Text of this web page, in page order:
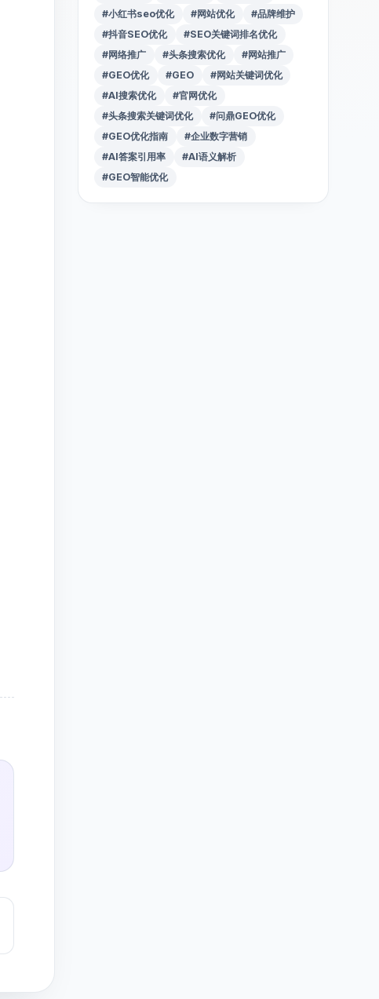
#小红书seo优化
#网站优化
#品牌维护
#抖音SEO优化
#SEO关键词排名优化
#网络推广
#头条搜索优化
#网站推广
#GEO优化
#GEO
#网站关键词优化
#AI搜索优化
#官网优化
#头条搜索关键词优化
#问鼎GEO优化
#GEO优化指南
#企业数字营销
#AI答案引用率
#AI语义解析
#GEO智能优化